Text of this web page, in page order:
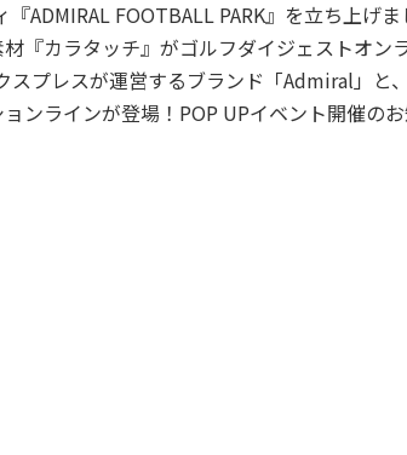
ADMIRAL FOOTBALL PARK』を立ち上げま
『カラタッチ』がゴルフダイジェストオン
スプレスが運営するブランド「Admiral」と
ンラインが登場！POP UPイベント開催の